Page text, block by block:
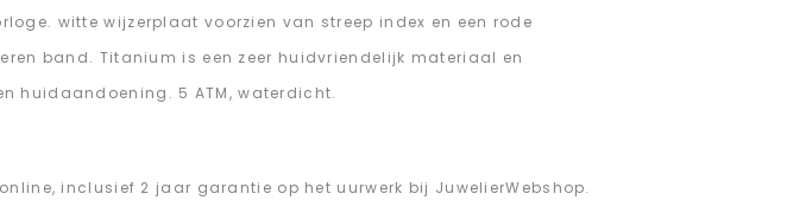
witte wijzerplaat voorzien van streep index en een rode
band. Titanium is een zeer huidvriendelijk materiaal en
huidaandoening. 5 ATM, waterdicht.
online, inclusief 2 jaar garantie op het uurwerk bij JuwelierWebshop.